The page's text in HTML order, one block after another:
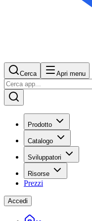
Cerca Apri menu
Prodotto
Catalogo
Sviluppatori
Risorse
Prezzi
Accedi